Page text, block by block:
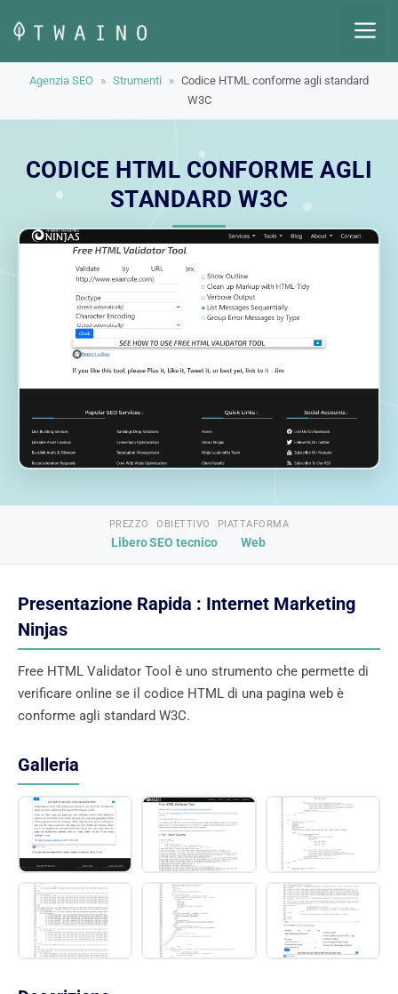
contenuto
Agenzia SEO » Strumenti » Codice HTML conforme agli standard
W3C
CODICE HTML CONFORME AGLI
STANDARD W3C
PREZZO
Libero
OBIETTIVO
SEO tecnico
PIATTAFORMA
Web
Presentazione Rapida : Internet Marketing
Ninjas
Free HTML Validator Tool è uno strumento che permette di
verificare online se il codice HTML di una pagina web è
conforme agli standard W3C.
Galleria